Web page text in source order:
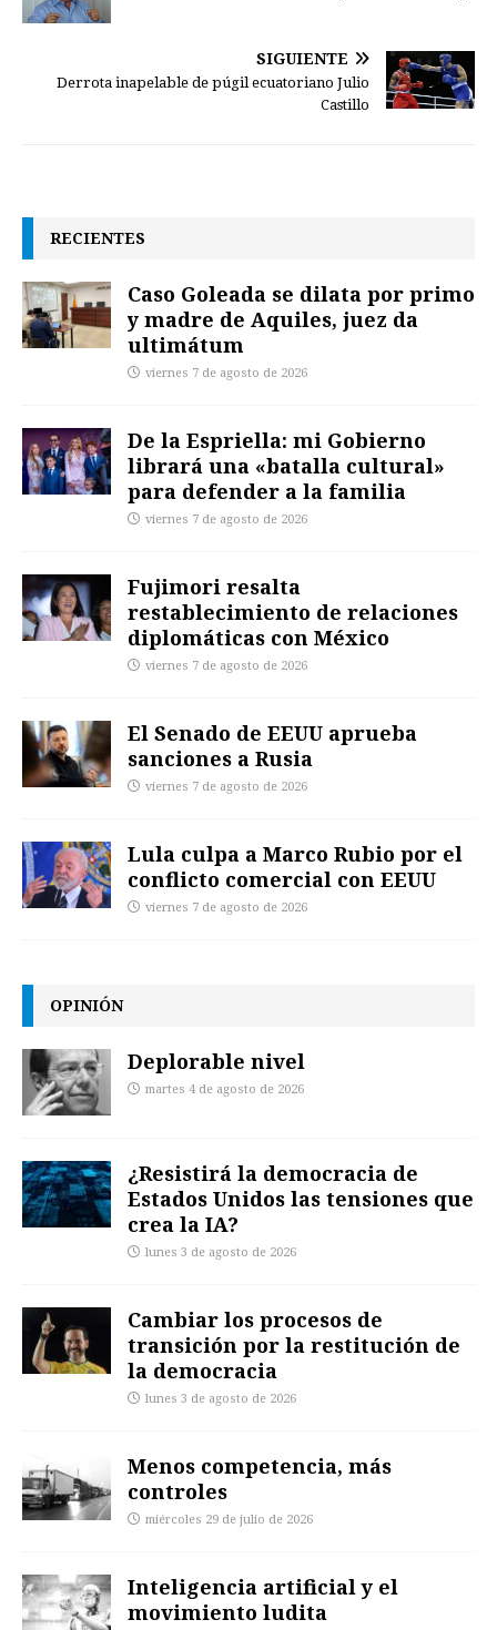
SIGUIENTE
Derrota inapelable de púgil ecuatoriano Julio
Castillo
RECIENTES
Caso Goleada se dilata por primo
y madre de Aquiles, juez da
ultimátum
viernes 7 de agosto de 2026
De la Espriella: mi Gobierno
librará una «batalla cultural»
para defender a la familia
viernes 7 de agosto de 2026
Fujimori resalta
restablecimiento de relaciones
diplomáticas con México
viernes 7 de agosto de 2026
El Senado de EEUU aprueba
sanciones a Rusia
viernes 7 de agosto de 2026
Lula culpa a Marco Rubio por el
conflicto comercial con EEUU
viernes 7 de agosto de 2026
OPINIÓN
Deplorable nivel
martes 4 de agosto de 2026
¿Resistirá la democracia de
Estados Unidos las tensiones que
crea la IA?
lunes 3 de agosto de 2026
Cambiar los procesos de
transición por la restitución de
la democracia
lunes 3 de agosto de 2026
Menos competencia, más
controles
miércoles 29 de julio de 2026
Inteligencia artificial y el
movimiento ludita